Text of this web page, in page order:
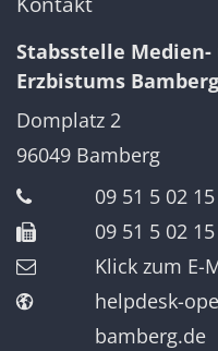
Stabsstelle
Erzbistums
Domplatz 2
96049 Bamberg
09 51 5 02
09 51 5 02
Klick zum E-
helpdesk-
bamberg.de